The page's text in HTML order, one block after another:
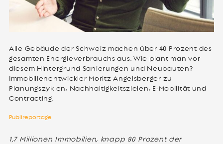
Alle Gebäude der Schweiz machen über 40 Prozent des
gesamten Energieverbrauchs aus. Wie plant man vor
diesem Hintergrund Sanierungen und Neubauten?
Immobilienentwickler Moritz Angelsberger zu
Planungszyklen, Nachhaltigkeitszielen, E-Mobilität und
Contracting.
Publireportage
1,7 Millionen Immobilien, knapp 80 Prozent der